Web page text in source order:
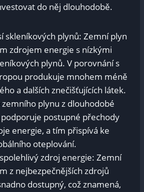
do⁣ něj dlouhodobě.
skleníkových plynů: Zemní plyn‍
zdrojem energie⁢ s nízkými
plynů. V porovnání ​s
produkuje mnohem méně
a dalších znečišťujících látek.
plynu z dlouhodobé
postupné přechody⁤
energie, ⁤a tím přispívá ke⁤
oteplování.
zdroj energie: Zemní
⁤z nejbezpečnějších‍ zdrojů
​dostupný, což znamená,